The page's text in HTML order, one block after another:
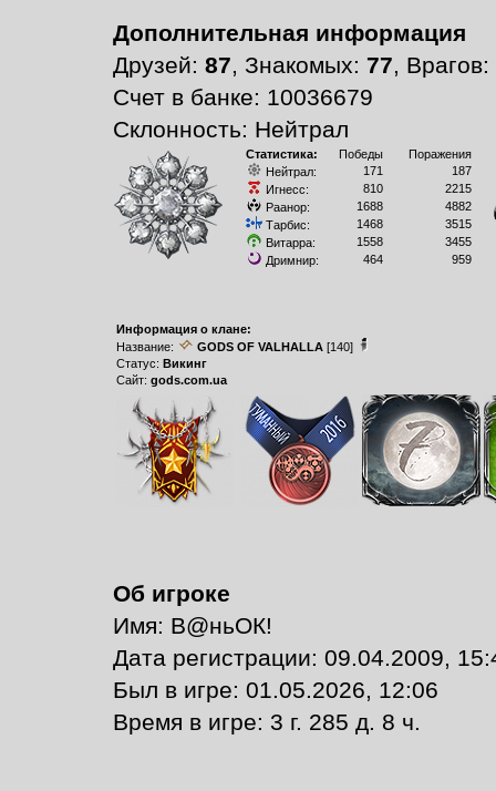
Дополнительная информация
Друзей: 87, Знакомых: 77, Врагов:
Счет в банке: 10036679
Склонность: Нейтрал
Статистика: Победы
Поражения
Нейтрал:
171
187
Игнесс:
810
2215
Раанор:
1688
4882
Тарбис:
1468
3515
Витарра:
1558
3455
Дримнир:
464 959
Информация о клане:
Название:
GODS OF VALHALLA[140]
Статус: Викинг
Сайт: gods.com.ua
Об игроке
Имя: В@ньОК!
Дата регистрации: 09.04.2009,
Был в игре: 01.05.2026, 12:06
Время в игре: 3 г. 285 д. 8 ч.